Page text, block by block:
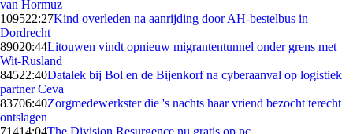
van Hormuz
109522:27Kind overleden na aanrijding door AH-bestelbus in
Dordrecht
89020:44Litouwen vindt opnieuw migrantentunnel onder grens met
Wit-Rusland
84522:40Datalek bij Bol en de Bijenkorf na cyberaanval op logistiek
partner Ceva
83706:40Zorgmedewerkster die 's nachts haar vriend bezocht terecht
ontslagen
71414:04The Division Resurgence nu gratis op pc